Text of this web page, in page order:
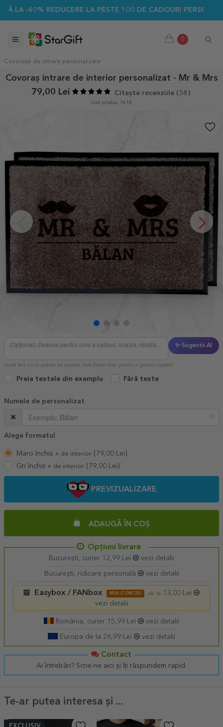
REDUCERE LA PESTE 100 DE CADOURI PERSONALIZATE
0
Covorașe de intrare personalizate
Covoraș intrare de interior personalizat - Mr & Mrs
79,00 Lei
Citește recenziile (38 )
Cod produs: 7618
✨ Sugestii AI
Acest text nu va apărea pe produs. Este folosit doar pentru a genera sugestii.
Preia textele din exemplu Fără texte
Numele de personalizat
15
Alege formatul
Maro închis » de interior (79,00 Lei)
Gri închis » de interior ( 79,00 Lei)
PREVIZUALIZARE
ADAUGĂ ÎN COȘ
Opțiuni livrare
București, curier 12,99 Lei vezi detalii
București, ridicare personală vezi detalii
Easybox / FANbox MAI COMOD de la
13,00 Lei
vezi detalii
România, curier 15,99 Lei vezi detalii
Europa de la 26,99 Lei vezi detalii
Contact
Ai întrebări? Scrie-ne aici și îți răspundem rapid.
Te-ar putea interesa și ...